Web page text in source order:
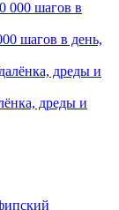
шагов в день,
дреды и